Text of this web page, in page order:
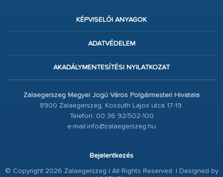
KÉPVISELŐI ANYAGOK
ADATVÉDELEM
AKADÁLYMENTESÍTÉSI NYILATKOZAT
Zalaegerszeg Megyei Jogú Város Polgármesteri Hivatala
8900 Zalaegerszeg, Kossuth Lajos utca 17-19.
Telefon: 00 36 92/502-100
e-mail:info@zalaegerszeg.hu
Bejelentkezés
© Copyright 2026 Zalaegerszeg | All Rights Reserved. | Designed by